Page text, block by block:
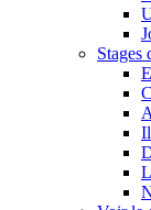
Stages